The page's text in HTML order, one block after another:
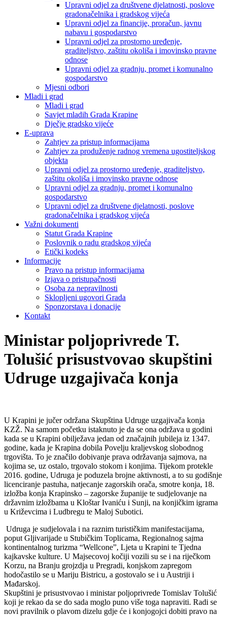
Upravni odjel za društvene djelatnosti, poslove
gradonačelnika i gradskog vijeća
Upravni odjel za financije, proračun, javnu
nabavu i gospodarstvo
Upravni odjel za prostorno uređenje,
graditeljstvo, zaštitu okoliša i imovinsko pravne
odnose
Upravni odjel za gradnju, promet i komunalno
gospodarstvo
Mjesni odbori
Mladi i grad
Mladi i grad
Savjet mladih Grada Krapine
Dječje gradsko vijeće
E-uprava
Zahtjev za pristup informacijama
Zahtjev za produženje radnog vremena ugostiteljskog
objekta
Upravni odjel za prostorno uređenje, graditeljstvo,
zaštitu okoliša i imovinsko pravne odnose
Upravni odjel za gradnju, promet i komunalno
gospodarstvo
Upravni odjel za društvene djelatnosti, poslove
gradonačelnika i gradskog vijeća
Važni dokumenti
Statut Grada Krapine
Poslovnik o radu gradskog vijeća
Etički kodeks
Informacije
Pravo na pristup informacijama
Izjava o pristupačnosti
Osoba za nepravilnosti
Sklopljeni ugovori Grada
Sponzorstava i donacije
Kontakt
Ministar poljoprivrede T.
Tolušić prisustvovao skupštini
Udruge uzgajivača konja
U Krapini je jučer održana Skupština Udruge uzgajivača konja
KZŽ. Na samom početku istaknuto je da se ona održava u godini
kada se u Krapini obilježava jedan od značajnih jubileja iz 1347.
godine, kada je Krapina dobila Povelju kraljevskog slobodnog
trgovišta. To je značilo dobivanje prava održavanja sajmova, na
kojima se, uz ostalo, trgovalo stokom i konjima. Tijekom protekle
2016. godine, Udruga je poduzela brojne aktivnosti, a to su godišnje
licenciranje pastuha, natjecanje zagorskih orača, smotre konja, 18.
izložba konja Krapinsko – zagorske županije te sudjelovanje na
državnim izložbama u Kloštar Ivaniću i Sunji, na konjičkim igrama
u Križevcima i Ludbregu te Maloj Subotici.
Udruga je sudjelovala i na raznim turističkim manifestacijama,
poput Gljivarijade u Stubičkim Toplicama, Regionalnog sajma
kontinentalnog turizma “Wellcone”, Ljeta u Krapini te Tjedna
kajkavske kulture. U Majsecovoj kočiji vozili su se i na riječkom
Korzu, na Branju grojzdja u Pregradi, konjskom zapregom
hodočastilo se u Mariju Bistricu, a gostovalo se i u Austriji i
Mađarskoj.
Skupštini je prisustvovao i ministar poljoprivrede Tomislav Tolušić
koji je rekao da se do sada moglo puno više toga napraviti. Radi se
novi pravilnik o plavom dizelu gdje će i konjogojci dobiti pravo na